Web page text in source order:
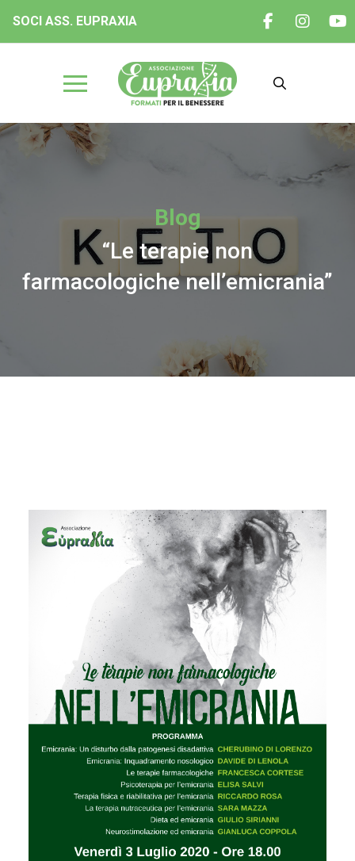
SOCI ASS. EUPRAXIA
Blog
“Le terapie non
farmacologiche nell’emicrania”